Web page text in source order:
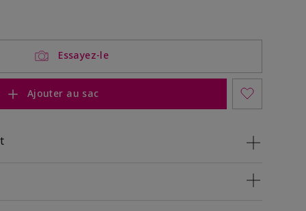
Essayez-le
Ajouter au sac